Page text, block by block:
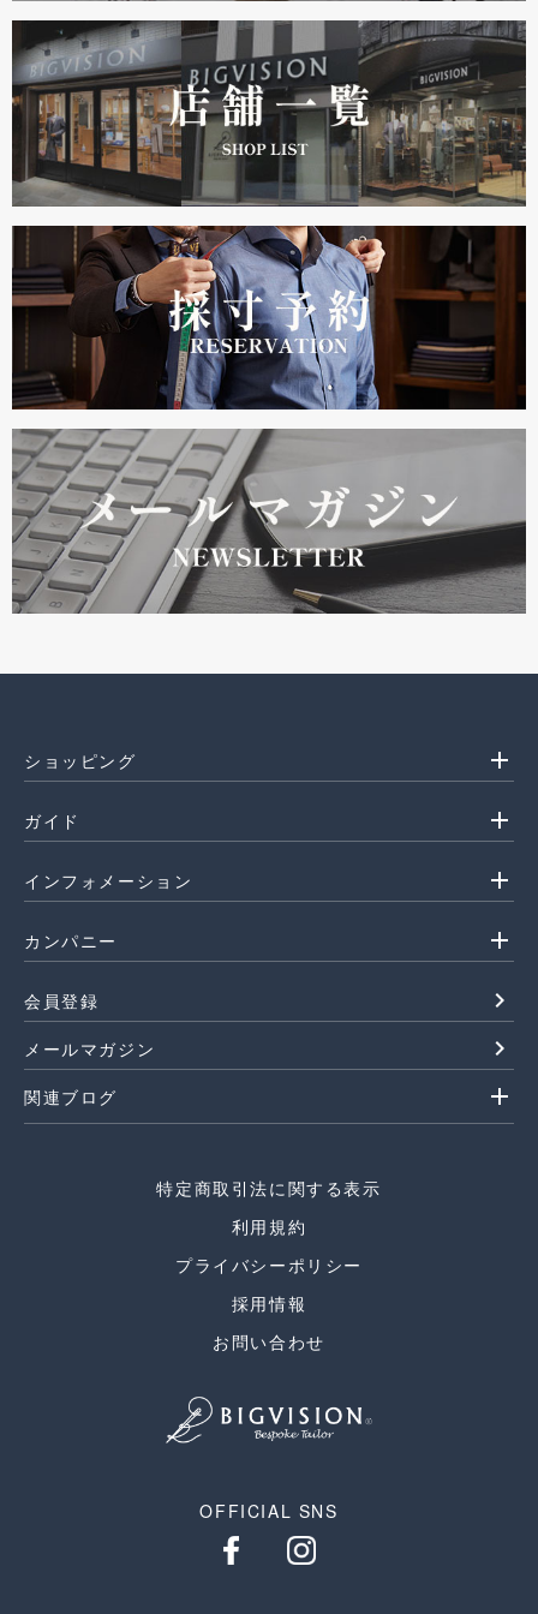
ショッピング add
ガイド add
インフォメーション add
カンパニー add
会員登録 navigate_next
メールマガジン navigate_next
関連ブログ add
特定商取引法に関する表示
利用規約
プライバシーポリシー
採用情報
お問い合わせ
OFFICIAL SNS